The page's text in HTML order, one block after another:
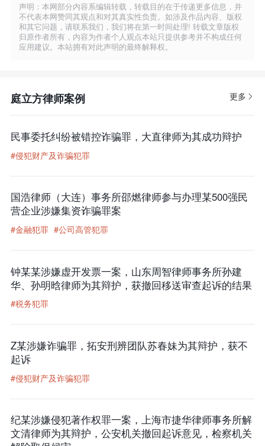
声明：本网部分内容系编辑转载，转载目的在于传递更多信息，并
不代表本网赞同其观点和对其真实性负责。如涉及作品内容、版权
和其它问题，请联系我们，我们将在第一时间处理! 转载文章版权
归原作者所有，内容为作者个人观点本站只提供参考并不构成任何
应用建议。本站拥有对此声明的最终解释权。
庭立方律师案例 更多
民事委托纠纷被错控诈骗罪，大直律师为其成功辩护
#侵犯财产及诈骗犯罪
国浩律师（大连）事务所邵燃律师参与办理某500强民
营企业涉嫌集资诈骗罪案
#金融犯罪 #公司高管犯罪
钟某某涉嫌虚开发票一案，山东周智律师事务所孙建
华、孙明晗律师为其辩护，获撤回移送审查起诉的结果
#税务犯罪
Z某涉嫌诈骗罪，拓安刑辨团队苏春妹为其辩护，获不
起诉
#侵犯财产及诈骗犯罪
纪某涉嫌侵犯著作权罪一案，上海市捷华律师事务所解
文清律师为其辩护，公安机关撤回起诉意见，检察机关